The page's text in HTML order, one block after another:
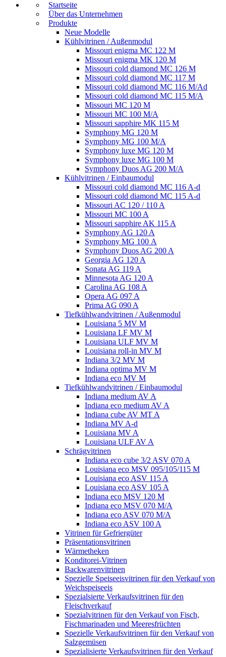
Start­sei­te
Über das Unternehmen
Produkte
Neue Modelle
Kühlvitrinen / Außenmodul
Missouri enigma MC 122 M
Missouri enigma MK 120 M
Missouri cold diamond MC 126 M
Missouri cold diamond MC 117 M
Missouri cold diamond MC 116 M/Ad
Missouri cold diamond MC 115 M/A
Missouri MC 120 M
Missouri MC 100 M/A
Missouri sapphire MK 115 M
Symphony MG 120 M
Symphony MG 100 M/А
Symphony luxe MG 120 M
Symphony luxe MG 100 M
Symphony Duos AG 200 M/A
Kühlvitrinen / Einbaumodul
Missouri cold diamond MC 116 A-d
Missouri cold diamond MC 115 A-d
Missouri AC 120 / 110 A
Missouri MC 100 A
Missouri sapphire AK 115 A
Symphony AG 120 A
Symphony MG 100 А
Symphony Duos AG 200 A
Georgia AG 120 A
Sonata AG 119 A
Minnesota AG 120 A
Carolina AG 108 A
Opera AG 097 A
Prima AG 090 A
Tiefkühlwandvitrinen / Außenmodul
Louisiana 5 MV M
Louisiana LF MV M
Louisiana ULF MV M
Louisiana roll-in MV M
Indiana 3/2 MV M
Indiana optima MV M
Indiana eco MV M
Tiefkühlwandvitrinen / Einbaumodul
Indiana medium AV A
Indiana eco medium AV A
Indiana cube AV MT A
Indiana MV A-d
Louisiana MV A
Louisiana ULF AV A
Schrägvitrinen
Indiana eco cube 3/2 ASV 070 A
Louisiana eco MSV 095/105/115 M
Louisiana eco ASV 115 A
Louisiana eco ASV 105 A
Indiana eco MSV 120 M
Indiana eco MSV 070 M/A
Indiana eco ASV 070 M/A
Indiana eco ASV 100 A
Vitrinen für Gefriergüter
Präsentationsvitrinen
Wärmetheken
Konditorei-Vitrinen
Backwarenvitrinen
Spezielle Speiseeisvitrinen für den Verkauf von
Weichspeiseeis
Spezialsierte Verkaufsvitrinen für den
Fleischverkauf
Spezialvitrinen für den Verkauf von Fisch,
Fischmarinaden und Meeresfrüchten
Spezielle Verkaufsvitrinen für den Verkauf von
Salzgemüsen
Spezialisierte Verkaufsvitrinen für den Verkauf